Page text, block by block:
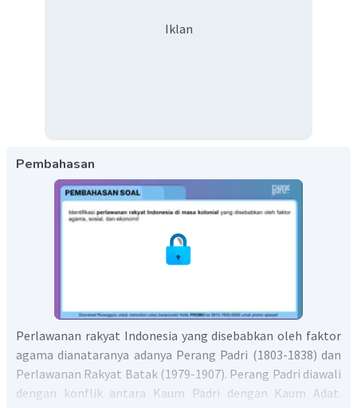
Iklan
Pembahasan
Perlawanan rakyat Indonesia yang disebabkan oleh faktor
agama dianataranya adanya Perang Padri (1803-1838) dan
Perlawanan Rakyat Batak (1979-1907). Perang Padri diawali
dengan konflik antara Kaum Padri dengan Kaum Adat.